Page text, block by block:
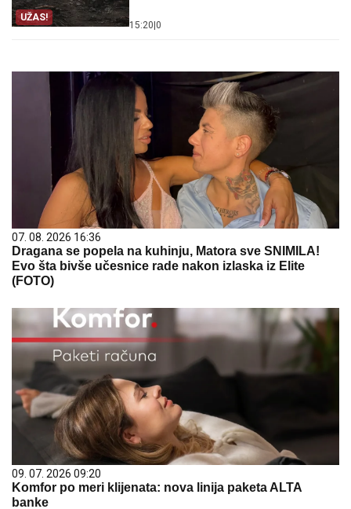
UŽAS!
15:20|0
07. 08. 2026 16:36
Dragana se popela na kuhinju, Matora sve SNIMILA!
Evo šta bivše učesnice rade nakon izlaska iz Elite
(FOTO)
09. 07. 2026 09:20
Komfor po meri klijenata: nova linija paketa ALTA
banke